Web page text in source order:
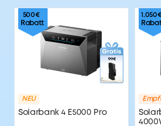
AC-Kabel mit Wieland-
45,00€ 49,00€
Wieland-Steckdosenpanel
49,00€
500€
Rabatt
NEU
Solarbank 4 E5000 Pro